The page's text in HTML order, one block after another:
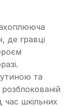
де гравці
та
час шкільних